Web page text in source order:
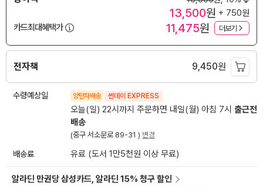
13,500원 + 750원
카드최대혜택가
11,475원 더보기
전자책 9,450원
수령예상일 양탄자배송 썬데이 EXPRESS
오늘(일) 22시까지 주문하면 내일(월) 아침 7시 출근전
배송
(중구 서소문로 89-31 ) 변경
배송료 유료 (도서 1만5천원 이상 무료)
알라딘 만권당 삼성카드, 알라딘 15% 청구 할인